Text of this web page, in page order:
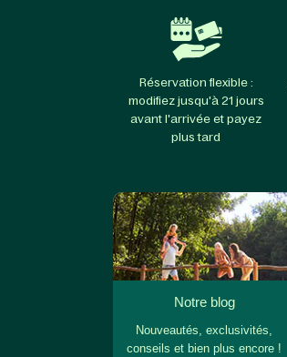
Réservation flexible :
modifiez jusqu'à 21 jours
avant l'arrivée et payez
plus tard
Notre blog
Nouveautés, exclusivités,
conseils et bien plus encore !